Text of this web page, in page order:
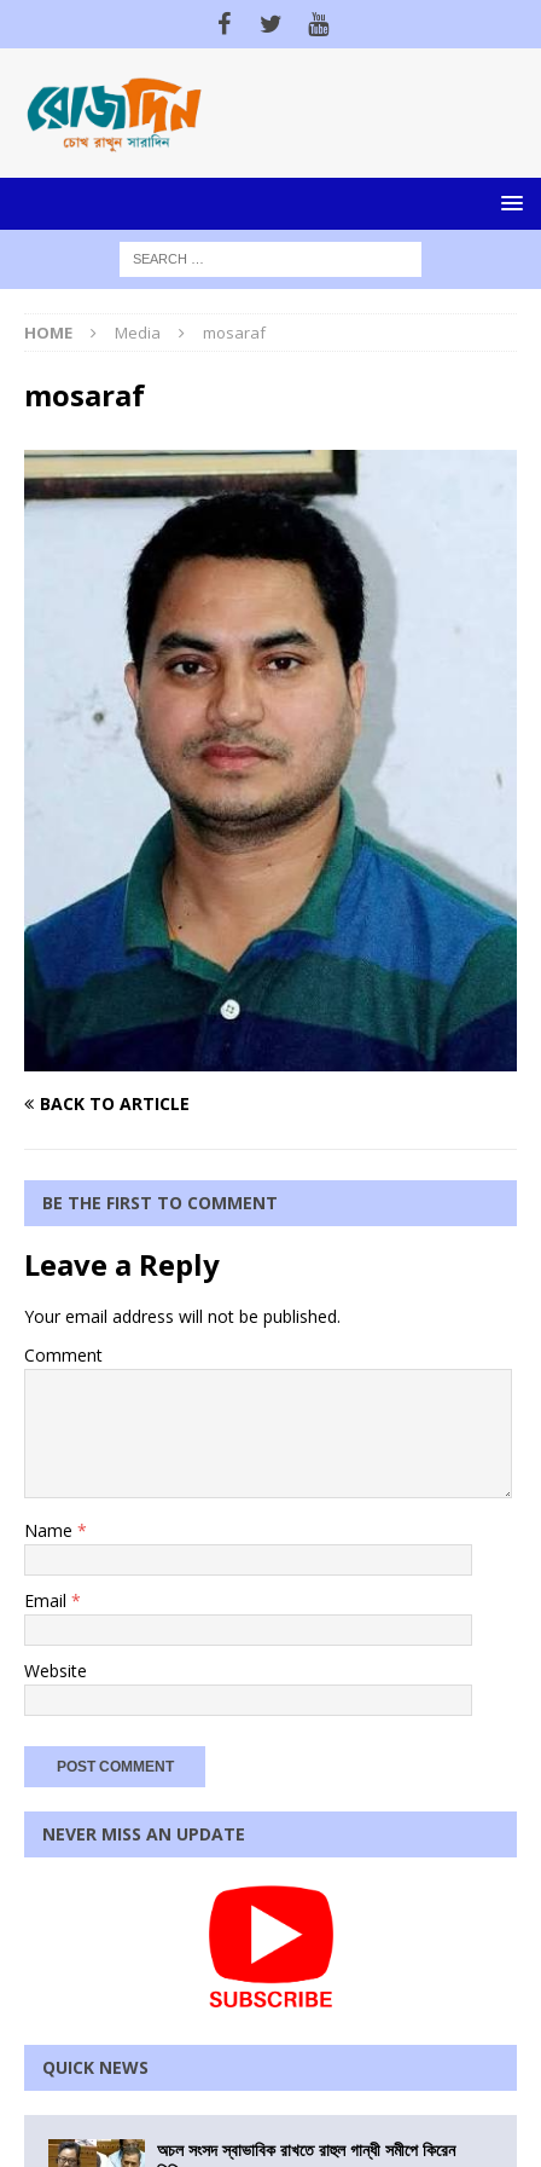
HOME Media mosaraf
mosaraf
BACK TO ARTICLE
BE THE FIRST TO COMMENT
Leave a Reply
Your email address will not be published.
Comment
Name *
Email *
Website
NEVER MISS AN UPDATE
QUICK NEWS
অচল সংসদ স্বাভাবিক রাখতে রাহুল গান্ধী সমীপে কিরেন